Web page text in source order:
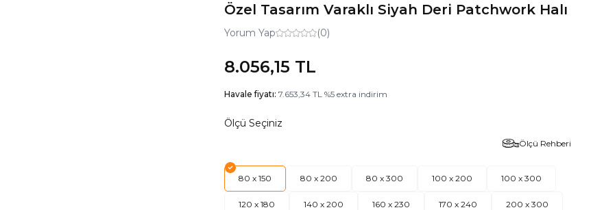
Özel Tasarım Varaklı Siyah Deri Patchwork Halı
Yorum Yap (0)
8.056,15 TL
Havale fiyatı: 7.653,34 TL %5 extra indirim
Ölçü Seçiniz
Ölçü Rehberi
80 x 150 80 x 200 80 x 300 100 x 200 100 x 300
120 x 180 140 x 200 160 x 230 170 x 240 200 x 300